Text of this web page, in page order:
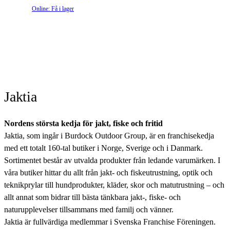
Online: Få i lager
Jaktia
Nordens största kedja för jakt, fiske och fritid
Jaktia, som ingår i Burdock Outdoor Group, är en franchisekedja
med ett totalt 160-tal butiker i Norge, Sverige och i Danmark.
Sortimentet består av utvalda produkter från ledande varumärken. I
våra butiker hittar du allt från jakt- och fiskeutrustning, optik och
teknikprylar till hundprodukter, kläder, skor och matutrustning – och
allt annat som bidrar till bästa tänkbara jakt-, fiske- och
naturupplevelser tillsammans med familj och vänner.
Jaktia är fullvärdiga medlemmar i Svenska Franchise Föreningen.